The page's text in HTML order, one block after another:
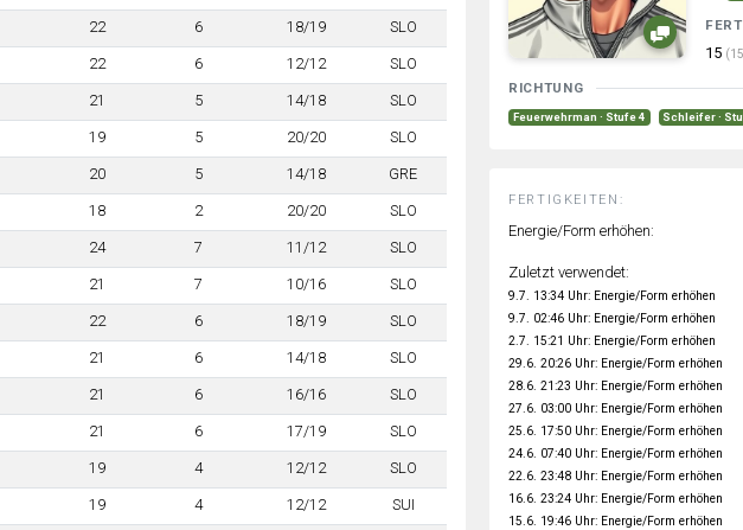
22 6 18/19 SLO
22 6 12/12 SLO
21 5 14/18 SLO
19 5 20/20 SLO
20 5 14/18 GRE
18 2 20/20 SLO
24 7 11/12 SLO
21 7 10/16 SLO
22 6 18/19 SLO
21 6 14/18 SLO
21 6 16/16 SLO
21 6 17/19 SLO
19 4 12/12 SLO
19 4 12/12 SUI
15
RICHTUNG
Feuerwehrman · Stufe 4 Schleifer ·
FERTIGKEITEN:
Energie/Form erhöhen:
Zuletzt verwendet:
9.7. 13:34 Uhr: Energie/Form erhöhen
9.7. 02:46 Uhr: Energie/Form erhöhen
2.7. 15:21 Uhr: Energie/Form erhöhen
29.6. 20:26 Uhr: Energie/Form erhöhen
28.6. 21:23 Uhr: Energie/Form erhöhen
27.6. 03:00 Uhr: Energie/Form erhöhen
25.6. 17:50 Uhr: Energie/Form erhöhen
24.6. 07:40 Uhr: Energie/Form erhöhen
22.6. 23:48 Uhr: Energie/Form erhöhen
16.6. 23:24 Uhr: Energie/Form erhöhen
15.6. 19:46 Uhr: Energie/Form erhöhen